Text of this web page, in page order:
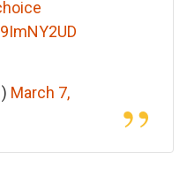
March 7,